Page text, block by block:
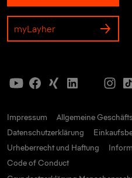
myLayher
Impressum
Allgemeine
Datenschutzerklärung
Urheberrecht und Haftung
Code of Conduct